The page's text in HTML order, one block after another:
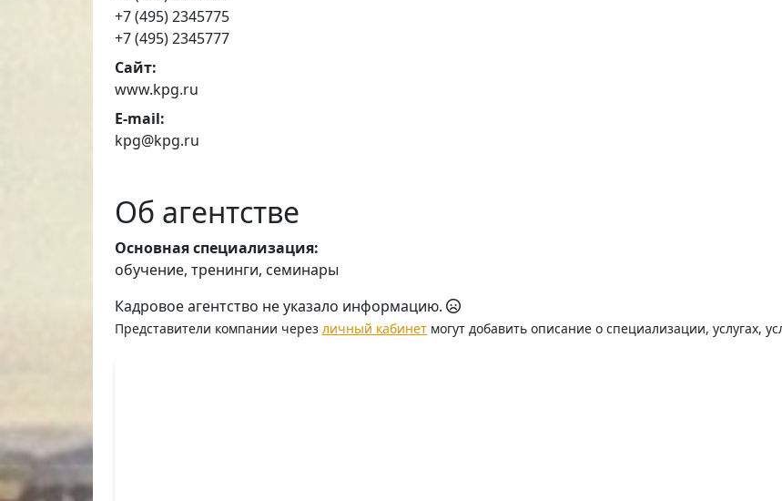
+7 (495) 2345775
+7 (495) 2345777
Сайт:
www.kpg.ru
E-mail:
kpg@kpg.ru
Об агентстве
Основная специализация:
обучение, тренинги, семинары
Кадровое агентство не указало информацию.
Представители компании через личный кабинет могут добавить описание о специализации, услугах,